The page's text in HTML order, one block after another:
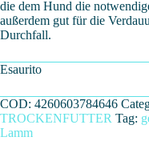
die dem Hund die
außerdem gut für die
Durchfall.
Esaurito
COD: 4260603784646
TROCKENFUTTER Tag:
Lamm